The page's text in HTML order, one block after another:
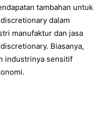
tambahan untuk
dalam
manufaktur dan jasa
Biasanya,
industrinya sensitif